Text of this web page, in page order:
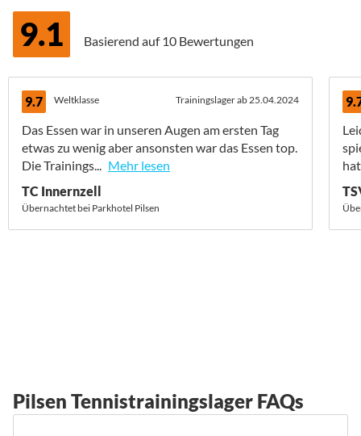
9.1 Basierend auf10 Bewertungen
9.7 Weltklasse Trainingslager ab 25.04.2024
Das Essen war in unseren Augen am ersten Tag
etwas zu wenig aber ansonsten war das Essen top.
Die Trainings... Mehr lesen
TC Innernzell
Übernachtet bei Parkhotel Pilsen
Pilsen Tennistrainingslager FAQs